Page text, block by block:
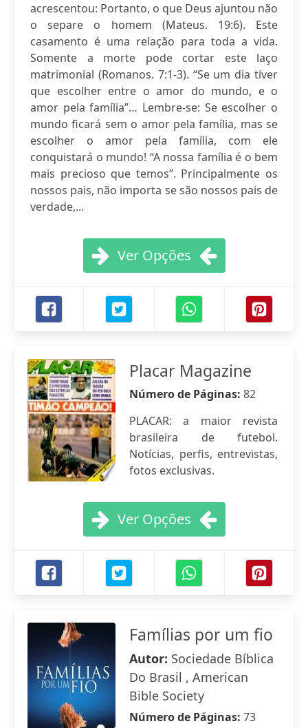
acrescentou: Portanto, o que Deus ajuntou não
o separe o homem (Mateus. 19:6). Este
casamento é uma relação para toda a vida.
Somente a morte pode cortar este laço
matrimonial (Romanos. 7:1-3). “Se um dia tiver
que escolher entre o amor do mundo, e o
amor pela família”… Lembre-se: Se escolher o
mundo ficará sem o amor pela família, mas se
escolher o amor pela família, com ele
conquistará o mundo! “A nossa família é o bem
mais precioso que temos”. Principalmente os
nossos pais, não importa se são nossos pais de
verdade,...
Ver Opções
Placar Magazine
Número de Páginas: 82
PLACAR: a maior revista
brasileira de futebol.
Notícias, perfis, entrevistas,
fotos exclusivas.
Ver Opções
Famílias por um fio
Autor: Sociedade Bíblica
Do Brasil , American
Bible Society
Número de Páginas: 73